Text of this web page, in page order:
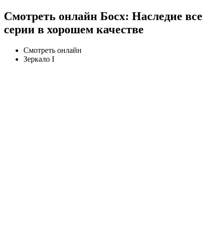
Смотреть онлайн Босх: Наследие все
серии в хорошем качестве
Смотреть онлайн
Зеркало I